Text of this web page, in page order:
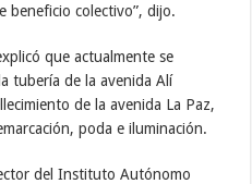
beneficio colectivo”, dijo.
que actualmente se
tubería de la avenida Alí
de la avenida La Paz,
poda e iluminación.
del Instituto Autónomo